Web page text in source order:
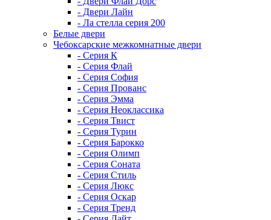
- Двери Лайн
- Ла стелла серия 200
Белые двери
Чебоксарские межкомнатные двери
- Серия К
- Серия Флай
- Серия София
- Серия Прованс
- Серия Эмма
- Серия Неоклассика
- Серия Твист
- Серия Турин
- Серия Барокко
- Серия Олимп
- Серия Соната
- Серия Стиль
- Серия Люкс
- Серия Оскар
- Серия Тренд